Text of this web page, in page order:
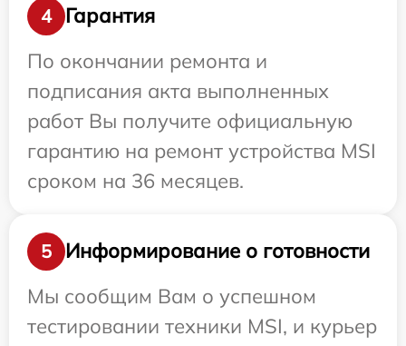
4
Гарантия
По окончании ремонта и
подписания акта выполненных
работ Вы получите официальную
гарантию на ремонт устройства MSI
сроком на 36 месяцев.
5
Информирование о готовности
Мы сообщим Вам о успешном
тестировании техники MSI, и курьер